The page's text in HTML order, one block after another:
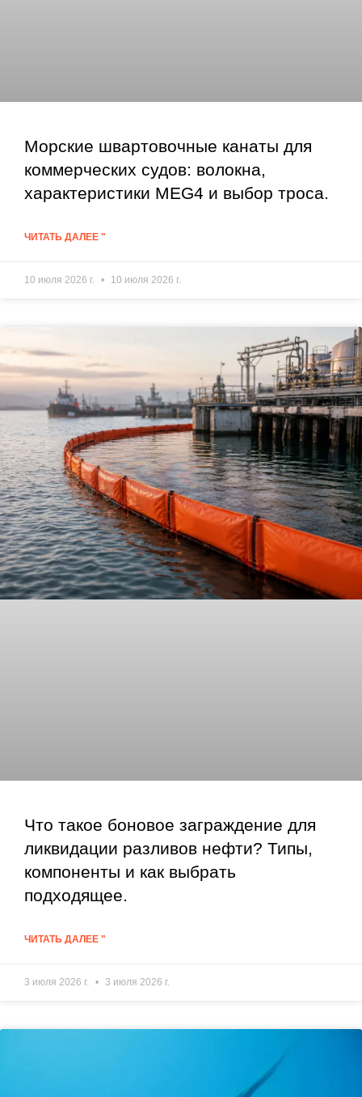
Морские швартовочные канаты для
коммерческих судов: волокна,
характеристики MEG4 и выбор троса.
ЧИТАТЬ ДАЛЕЕ "
10 июля 2026 г. 10 июля 2026 г.
Что такое боновое заграждение для
ликвидации разливов нефти? Типы,
компоненты и как выбрать
подходящее.
ЧИТАТЬ ДАЛЕЕ "
3 июля 2026 г. 3 июля 2026 г.